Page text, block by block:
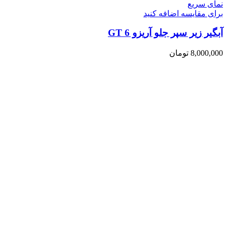
نمای سریع
برای مقایسه اضافه کنید
آبگیر زیر سپر جلو آریزو 6 GT
8,000,000 تومان